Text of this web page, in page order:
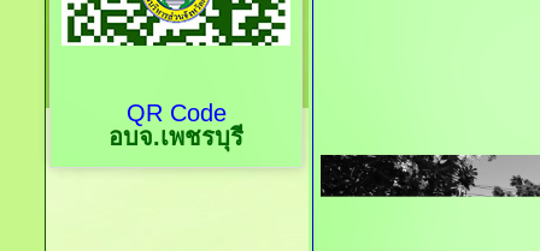
QR Code
อบจ.เพชรบุรี